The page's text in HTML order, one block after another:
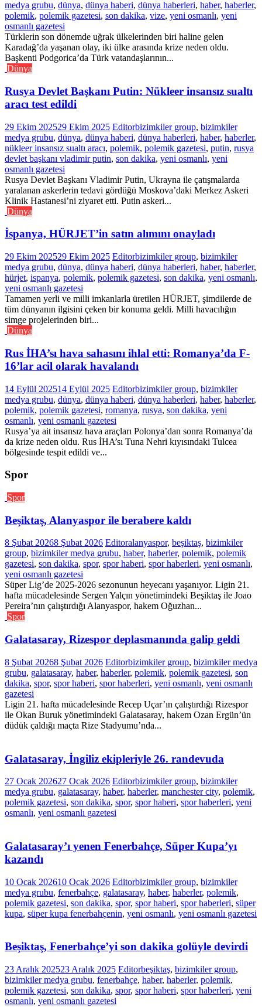
medya grubu, dünya, dünya haberi, dünya haberleri, haber, haberler,
polemik, polemik gazetesi, son dakika, vize, yeni osmanlı, yeni
osmanlı gazetesi
Türklerin son dönemde uğrak ülkelerinden biri haline gelen
Karadağ’da yaşanan olay, iki ülke arasında krize neden oldu.
Başkenti Podgorica’da Türk vatandaşlarının...
Dünya
Rusya Devlet Başkanı Putin: Nükleer insansız sualtı
aracı test edildi
29 Ekim 202529 Ekim 2025 Editorbizimkiler group, bizimkiler
medya grubu, dünya, dünya haberi, dünya haberleri, haber, haberler,
nükleer insansız sualtı aracı, polemik, polemik gazetesi, putin, rusya
devlet başkanı vladimir putin, son dakika, yeni osmanlı, yeni
osmanlı gazetesi
Rusya Devlet Başkanı Vladimir Putin, Ukrayna ile çatışmalarda
yaralanan askerlerin tedavi gördüğü Moskova’daki Merkez Askeri
Klinik Hastanesi’ni ziyaret etti. Putin askeri...
Dünya
İspanya, HÜRJET’in satın alımını onayladı
29 Ekim 202529 Ekim 2025 Editorbizimkiler group, bizimkiler
medya grubu, dünya, dünya haberi, dünya haberleri, haber, haberler,
hürjet, ispanya, polemik, polemik gazetesi, son dakika, yeni osmanlı,
yeni osmanlı gazetesi
Tamamen yerli ve milli imkanlarla üretilen HÜRJET, şimdilerde de
tüm dünyanın ilgisini çeken bir konuma geldi. Milli havacılığın
simge projelerinden biri...
Dünya
Rus İHA’sı hava sahasını ihlal etti: Romanya’da F-
16’lar acil olarak havalandı
14 Eylül 202514 Eylül 2025 Editorbizimkiler group, bizimkiler
medya grubu, dünya, dünya haberi, dünya haberleri, haber, haberler,
polemik, polemik gazetesi, romanya, rusya, son dakika, yeni
osmanlı, yeni osmanlı gazetesi
Rusya’ya ait insansız hava araçları Polonya’dan sonra Romanya’da
da krize neden oldu. Rus İHA’sı Tuna Nehri kıyısındaki Tulcea
bölgesinde tespit edildi ve...
Spor
Spor
Beşiktaş, Alanyaspor ile berabere kaldı
8 Şubat 20268 Şubat 2026 Editoralanyaspor, beşiktaş, bizimkiler
group, bizimkiler medya grubu, haber, haberler, polemik, polemik
gazetesi, son dakika, spor, spor haberi, spor haberleri, yeni osmanlı,
yeni osmanlı gazetesi
Süper Lig’de 2025-2026 sezonunun heyecanı yaşanıyor. Ligin 21.
hafta mücadelesinde Sergen Yalçın yönetimindeki Beşiktaş ile Joao
Pereira’nın çalıştırdığı Alanyaspor, hakem Oğuzhan...
Spor
Galatasaray, Rizespor deplasmanında galip geldi
8 Şubat 20268 Şubat 2026 Editorbizimkiler group, bizimkiler medya
grubu, galatasaray, haber, haberler, polemik, polemik gazetesi, son
dakika, spor, spor haberi, spor haberleri, yeni osmanlı, yeni osmanlı
gazetesi
Ligin 21. hafta mücadelesinde Recep Uçar’ın çalıştırdığı Rizespor
ile Okan Buruk yönetimindeki Galatasaray, hakem Ozan Ergün’ün
düdük çaldığı maçta Rize Stadyumu’nda...
Galatasaray, İngiliz ekipleriyle 26. randevuda
27 Ocak 202627 Ocak 2026 Editorbizimkiler group, bizimkiler
medya grubu, galatasaray, haber, haberler, manchester city, polemik,
polemik gazetesi, son dakika, spor, spor haberi, spor haberleri, yeni
osmanlı, yeni osmanlı gazetesi
Galatasaray’ı yenen Fenerbahçe, Süper Kupa’yı
kazandı
10 Ocak 202610 Ocak 2026 Editorbizimkiler group, bizimkiler
medya grubu, fenerbahçe, galatasaray, haber, haberler, polemik,
polemik gazetesi, son dakika, spor, spor haberi, spor haberleri, süper
kupa, süper kupa fenerbahçenin, yeni osmanlı, yeni osmanlı gazetesi
Beşiktaş, Fenerbahçe’yi son dakika golüyle devirdi
23 Aralık 202523 Aralık 2025 Editorbeşiktaş, bizimkiler group,
bizimkiler medya grubu, fenerbahçe, haber, haberler, polemik,
polemik gazetesi, son dakika, spor, spor haberi, spor haberleri, yeni
osmanlı, yeni osmanlı gazetesi